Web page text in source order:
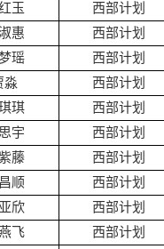
玉
西部计划
惠
西部计划
瑶
西部计划
淼
西部计划
琪
西部计划
宇
西部计划
藤
西部计划
顺
西部计划
欣
西部计划
飞
西部计划